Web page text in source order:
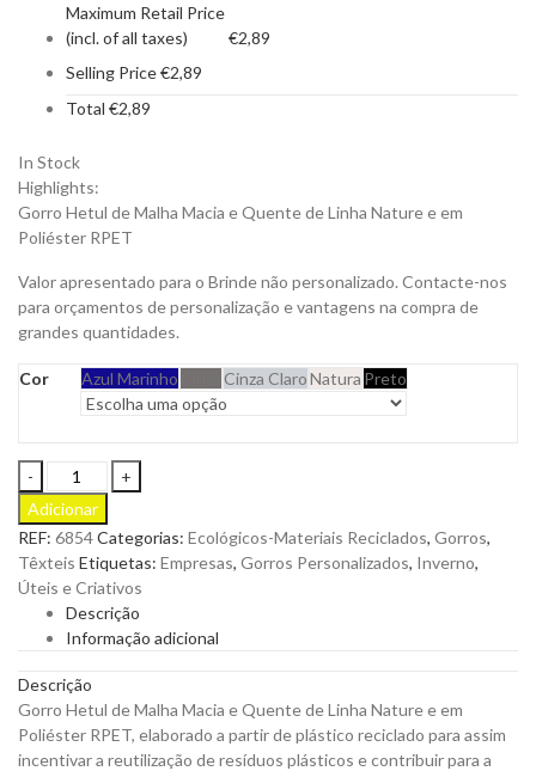
Maximum Retail Price
(incl. of all taxes)
€2,89
Selling Price€2,89
Total €2,89
In Stock
Highlights:
Gorro Hetul de Malha Macia e Quente de Linha Nature e em
Poliéster RPET
Valor apresentado para o Brinde não personalizado. Contacte-nos
para orçamentos de personalização e vantagens na compra de
grandes quantidades.
Cor Azul Marinho Cinza ClaroNatura Preto
Gorro
Hetul
Linha
Natural
em
Poliéster
RPET
para
quantity
Adicionar
REF: 6854Categorias: Ecológicos-Materiais Reciclados, Gorros,
Têxteis Etiquetas: Empresas, Gorros Personalizados, Inverno,
Úteis e Criativos
Descrição
Informação adicional
Descrição
Gorro Hetul de Malha Macia e Quente de Linha Nature e em
Poliéster RPET, elaborado a partir de plástico reciclado para assim
incentivar a reutilização de resíduos plásticos e contribuir para a